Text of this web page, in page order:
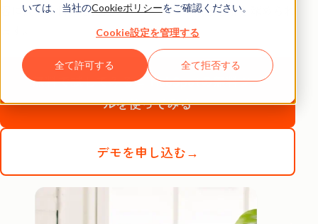
いては、当社のCookieポリシーをご確認ください。
Cookie設定を管理する
全て許可する 全て拒否する
客に関する情報を把握しやすくなり、顧客理解を深められ
無料で試してみる→HubSpotの無料ツー
ルを使ってみる
デモを申し込む→